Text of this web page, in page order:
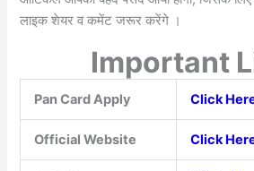
लाइक शेयर व कमेंट जरूर करेंगे ।
Important
Pan Card Apply Click
Official Website Click